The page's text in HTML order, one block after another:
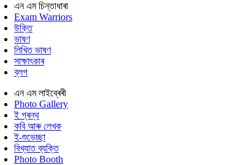
এন এম চিন্তাধাৰা
Exam Warriors
উক্তি
ভাষণ
লিখিত ভাষণ
সাক্ষাৎকাৰ
ব্লগ
এন এম লাইব্ৰেৰী
Photo Gallery
ই গ্ৰন্থ
কবি আৰু লেখক
ই-শুভেচ্ছা
বিখ্যাত ব্যক্তি
Photo Booth